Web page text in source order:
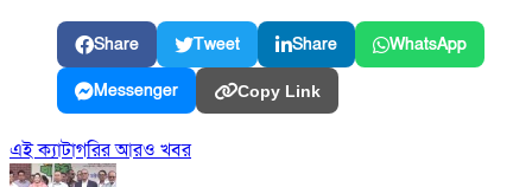
Share Tweet Share WhatsApp
Messenger Copy Link
এই ক্যাটাগরির আরও খবর